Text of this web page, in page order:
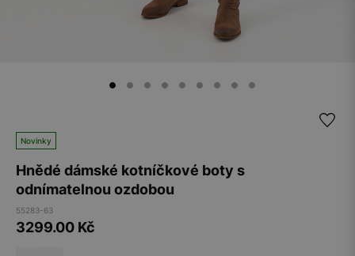
Novinky
Hnědé dámské kotníčkové boty s
odnímatelnou ozdobou
55283-63
3299.00 Kč